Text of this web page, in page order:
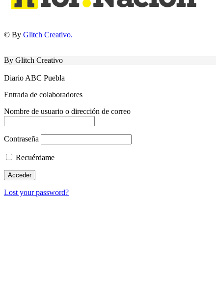
© By Glitch Creativo.
By Glitch Creativo
Diario ABC Puebla
Entrada de colaboradores
Nombre de usuario o dirección de correo
Contraseña
Recuérdame
Lost your password?